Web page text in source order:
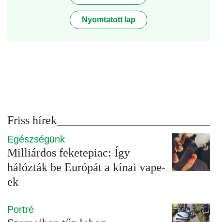
Nyomtatott lap
Friss hírek
Egészségünk
Milliárdos feketepiac: Így
hálózták be Európát a kínai vape-
ek
Portré